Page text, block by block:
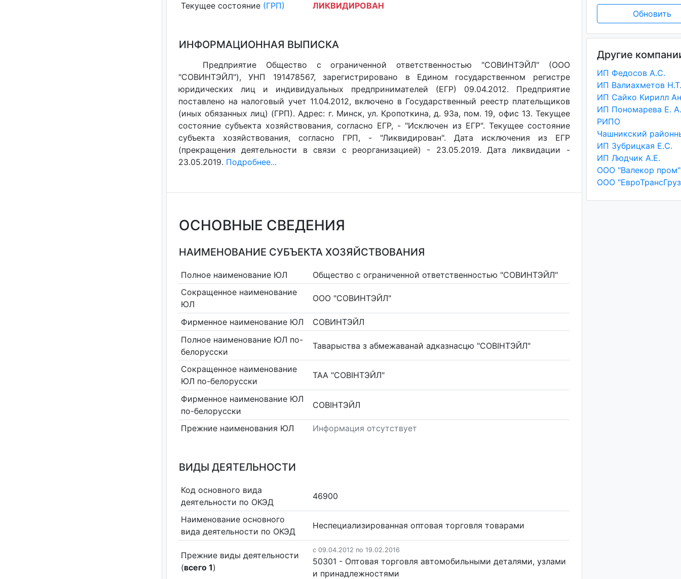
Текущее состояние (ГРП) ЛИКВИДИРОВАН
ИНФОРМАЦИОННАЯ ВЫПИСКА
Предприятие Общество с ограниченной ответственностью "СОВИНТЭЙЛ" (ООО
"СОВИНТЭЙЛ"), УНП 191478567, зарегистрировано в Едином государственном регистре
юридических лиц и индивидуальных предпринимателей (ЕГР) 09.04.2012. Предприятие
поставлено на налоговый учет 11.04.2012, включено в Государственный реестр плательщиков
(иных обязанных лиц) (ГРП). Адрес: г. Минск, ул. Кропоткина, д. 93а, пом. 19, офис 13. Текущее
состояние субъекта хозяйствования, согласно ЕГР, - "Исключен из ЕГР". Текущее состояние
субъекта хозяйствования, согласно ГРП, - "Ликвидирован". Дата исключения из ЕГР
(прекращения деятельности в связи с реорганизацией) - 23.05.2019. Дата ликвидации -
23.05.2019. Подробнее...
ОСНОВНЫЕ СВЕДЕНИЯ
НАИМЕНОВАНИЕ СУБЪЕКТА ХОЗЯЙСТВОВАНИЯ
Полное наименование ЮЛ
Общество с ограниченной ответственностью "СОВИНТЭЙЛ"
Сокращенное наименование
ЮЛ
ООО "СОВИНТЭЙЛ"
Фирменное наименование ЮЛ
СОВИНТЭЙЛ
Полное наименование ЮЛ по-
белорусски
Таварыства з абмежаванай адказнасцю "СОВІНТЭЙЛ"
Сокращенное наименование
ЮЛ по-белорусски
ТАА "СОВІНТЭЙЛ"
Фирменное наименование ЮЛ
по-белорусски
СОВІНТЭЙЛ
Прежние наименования ЮЛ Информация отсутствует
ВИДЫ ДЕЯТЕЛЬНОСТИ
Код основного вида
деятельности по ОКЭД
46900
Наименование основного
вида деятельности по ОКЭД
Неспециализированная оптовая торговля товарами
Прежние виды деятельности
(всего 1)
c 09.04.2012 по 19.02.2016
50301 - Оптовая торговля автомобильными деталями, узлами
и принадлежностями
Обновить
Другие
ИП Федосов А.С.
ИП Валиахметов Н.Т.
ИП Пономарева Е. А.
РИПО
ИП Зубрицкая Е.С.
ИП Людчик А.Е.
ООО "Валекор пром"
ООО